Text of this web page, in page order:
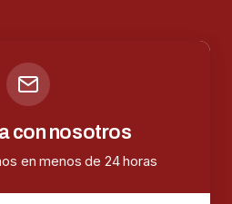
con nosotros
en menos de 24 horas